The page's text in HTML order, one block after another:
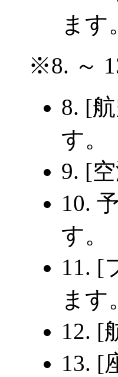
ます
※8. ～
8. [
す。
9. [
10.
す。
11. [
ます
12. [
13. [